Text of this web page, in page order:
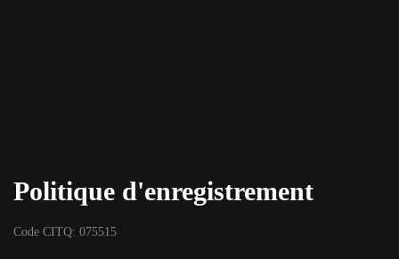
Politique d'enregistrement
Code CITQ: 075515